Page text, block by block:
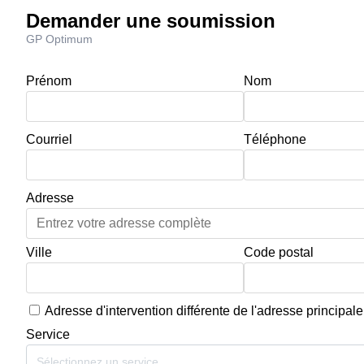
Demander une soumission
GP Optimum
Prénom Nom
Courriel Téléphone
Adresse
Ville Code postal
Adresse d'intervention différente de l'adresse principale
Service